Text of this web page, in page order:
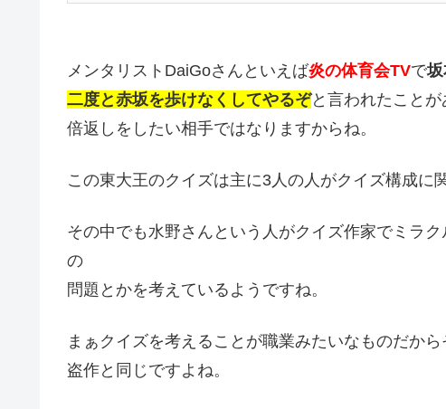
メンタリストDaiGoさんといえば炎の体育会TVで
二度と赤坂を歩けなくしてやるぞと言われたこと
倍返しをしたい相手ではなりますからね。
この東大王のクイズは主に3人の人がクイズ構成に
その中でも水野さんという人がクイズ作家でミラ
の
問題とかを考えているようですね。
まぁクイズを考えることが職業みたいなものだか
盗作と同じですよね。